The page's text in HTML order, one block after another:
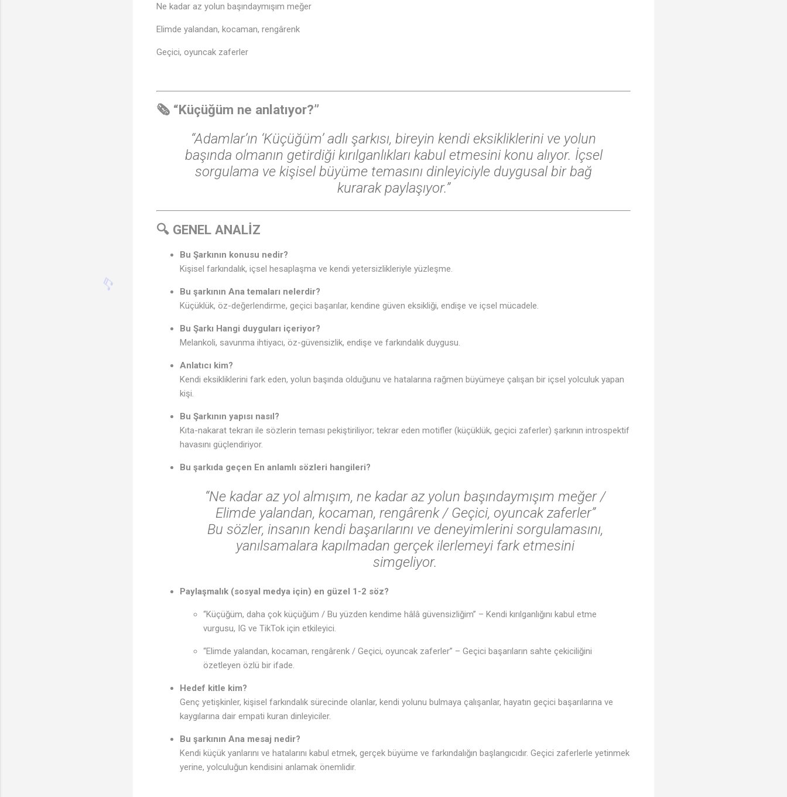
Ne kadar az yolun başındaymışım meğer
Elimde yalandan, kocaman, rengârenk
Geçici, oyuncak zaferler
🗞️ “Küçüğüm ne anlatıyor?”
“Adamlar’ın ‘Küçüğüm’ adlı şarkısı, bireyin kendi eksikliklerini ve yolun
başında olmanın getirdiği kırılganlıkları kabul etmesini konu alıyor. İçsel
sorgulama ve kişisel büyüme temasını dinleyiciyle duygusal bir bağ
kurarak paylaşıyor.”
🔍 GENEL ANALİZ
Bu Şarkının konusu nedir?
Kişisel farkındalık, içsel hesaplaşma ve kendi yetersizlikleriyle yüzleşme.
Bu şarkının Ana temaları nelerdir?
Küçüklük, öz-değerlendirme, geçici başarılar, kendine güven eksikliği, endişe ve içsel mücadele.
Bu Şarkı Hangi duyguları içeriyor?
Melankoli, savunma ihtiyacı, öz-güvensizlik, endişe ve farkındalık duygusu.
Anlatıcı kim?
Kendi eksikliklerini fark eden, yolun başında olduğunu ve hatalarına rağmen büyümeye çalışan bir içsel yolculuk yapan
kişi.
Bu Şarkının yapısı nasıl?
Kıta-nakarat tekrarı ile sözlerin teması pekiştiriliyor; tekrar eden motifler (küçüklük, geçici zaferler) şarkının introspektif
havasını güçlendiriyor.
Bu şarkıda geçen En anlamlı sözleri hangileri?
“Ne kadar az yol almışım, ne kadar az yolun başındaymışım meğer /
Elimde yalandan, kocaman, rengârenk / Geçici, oyuncak zaferler”
Bu sözler, insanın kendi başarılarını ve deneyimlerini sorgulamasını,
yanılsamalara kapılmadan gerçek ilerlemeyi fark etmesini
simgeliyor.
Paylaşmalık (sosyal medya için) en güzel 1-2 söz?
“Küçüğüm, daha çok küçüğüm / Bu yüzden kendime hâlâ güvensizliğim” – Kendi kırılganlığını kabul etme
vurgusu, IG ve TikTok için etkileyici.
“Elimde yalandan, kocaman, rengârenk / Geçici, oyuncak zaferler” – Geçici başarıların sahte çekiciliğini
özetleyen özlü bir ifade.
Hedef kitle kim?
Genç yetişkinler, kişisel farkındalık sürecinde olanlar, kendi yolunu bulmaya çalışanlar, hayatın geçici başarılarına ve
kaygılarına dair empati kuran dinleyiciler.
Bu şarkının Ana mesaj nedir?
Kendi küçük yanlarını ve hatalarını kabul etmek, gerçek büyüme ve farkındalığın başlangıcıdır. Geçici zaferlerle yetinmek
yerine, yolculuğun kendisini anlamak önemlidir.
♪